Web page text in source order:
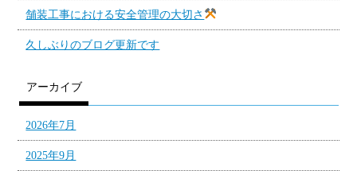
舗装工事における安全管理の大切さ
久しぶりのブログ更新です
アーカイブ
2026年7月
2025年9月